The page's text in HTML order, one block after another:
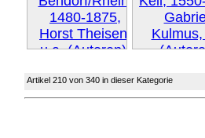
Artikel 210 von 340 in dieser Kategorie